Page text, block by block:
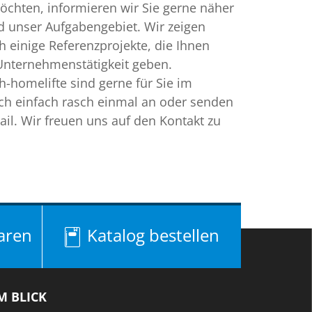
informieren wir Sie gerne näher
unser Aufgabengebiet. Wir zeigen
einige Referenzprojekte, die Ihnen
geben.
homelifte sind gerne für Sie im
einfach rasch einmal an oder senden
Wir freuen uns auf den Kontakt zu
Katalog bestellen
BLICK